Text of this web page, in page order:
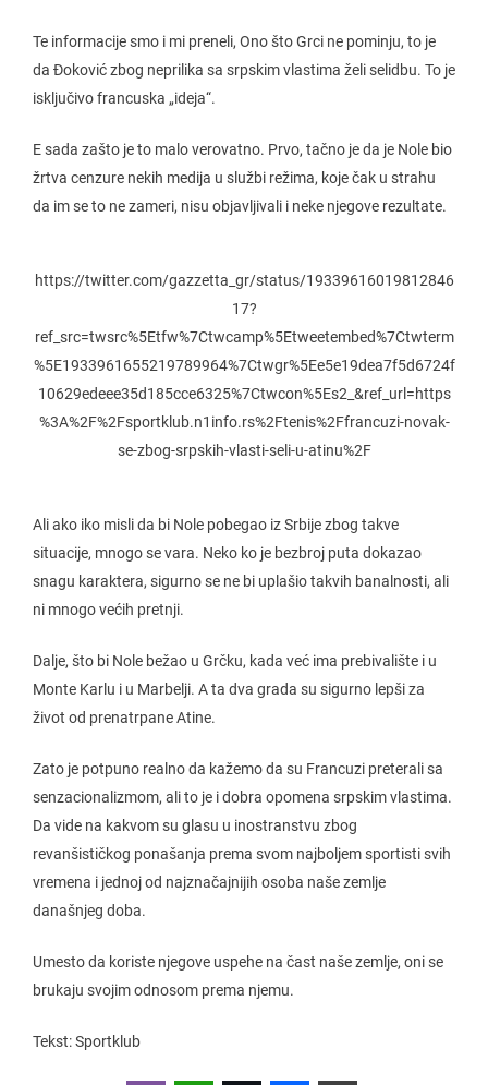
Te informacije smo i mi preneli, Ono što Grci ne pominju, to je
da Đoković zbog neprilika sa srpskim vlastima želi selidbu. To je
isključivo francuska „ideja“.
E sada zašto je to malo verovatno. Prvo, tačno je da je Nole bio
žrtva cenzure nekih medija u službi režima, koje čak u strahu
da im se to ne zameri, nisu objavljivali i neke njegove rezultate.
https://twitter.com/gazzetta_gr/status/19339616019812846
17?
ref_src=twsrc%5Etfw%7Ctwcamp%5Etweetembed%7Ctwterm
%5E1933961655219789964%7Ctwgr%5Ee5e19dea7f5d6724f
10629edeee35d185cce6325%7Ctwcon%5Es2_&ref_url=https
%3A%2F%2Fsportklub.n1info.rs%2Ftenis%2Ffrancuzi-novak-
se-zbog-srpskih-vlasti-seli-u-atinu%2F
Ali ako iko misli da bi Nole pobegao iz Srbije zbog takve
situacije, mnogo se vara. Neko ko je bezbroj puta dokazao
snagu karaktera, sigurno se ne bi uplašio takvih banalnosti, ali
ni mnogo većih pretnji.
Dalje, što bi Nole bežao u Grčku, kada već ima prebivalište i u
Monte Karlu i u Marbelji. A ta dva grada su sigurno lepši za
život od prenatrpane Atine.
Zato je potpuno realno da kažemo da su Francuzi preterali sa
senzacionalizmom, ali to je i dobra opomena srpskim vlastima.
Da vide na kakvom su glasu u inostranstvu zbog
revanšističkog ponašanja prema svom najboljem sportisti svih
vremena i jednoj od najznačajnijih osoba naše zemlje
današnjeg doba.
Umesto da koriste njegove uspehe na čast naše zemlje, oni se
brukaju svojim odnosom prema njemu.
Tekst: Sportklub